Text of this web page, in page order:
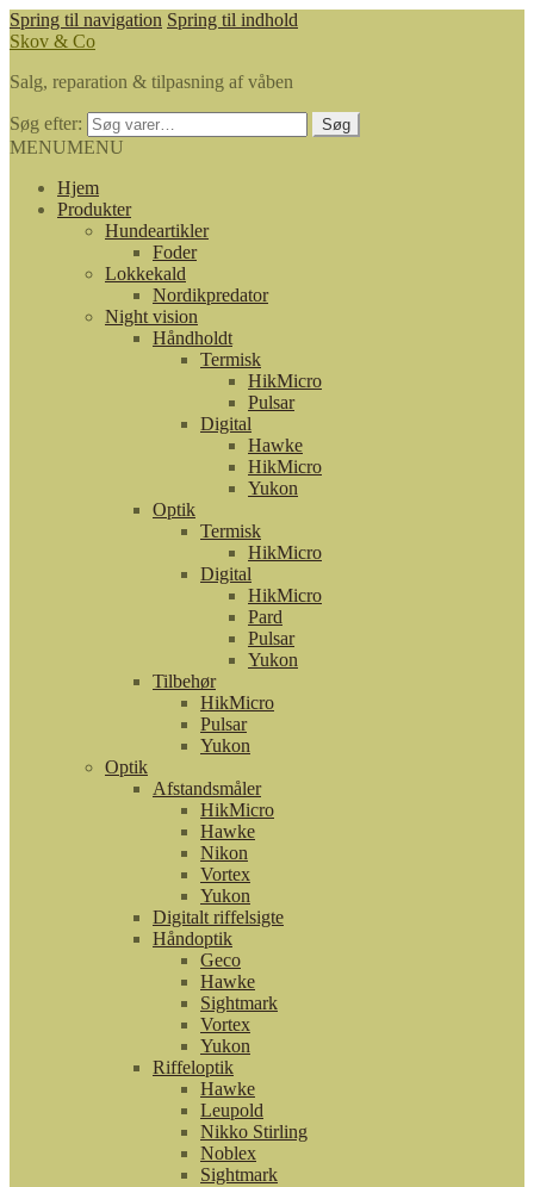
Spring til navigation Spring til indhold
Skov & Co
Salg, reparation & tilpasning af våben
Søg efter: Søg
MENUMENU
Hjem
Produkter
Hundeartikler
Foder
Lokkekald
Nordikpredator
Night vision
Håndholdt
Termisk
HikMicro
Pulsar
Digital
Hawke
HikMicro
Yukon
Optik
Termisk
HikMicro
Digital
HikMicro
Pard
Pulsar
Yukon
Tilbehør
HikMicro
Pulsar
Yukon
Optik
Afstandsmåler
HikMicro
Hawke
Nikon
Vortex
Yukon
Digitalt riffelsigte
Håndoptik
Geco
Hawke
Sightmark
Vortex
Yukon
Riffeloptik
Hawke
Leupold
Nikko Stirling
Noblex
Sightmark